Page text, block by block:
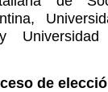
Universidad
de